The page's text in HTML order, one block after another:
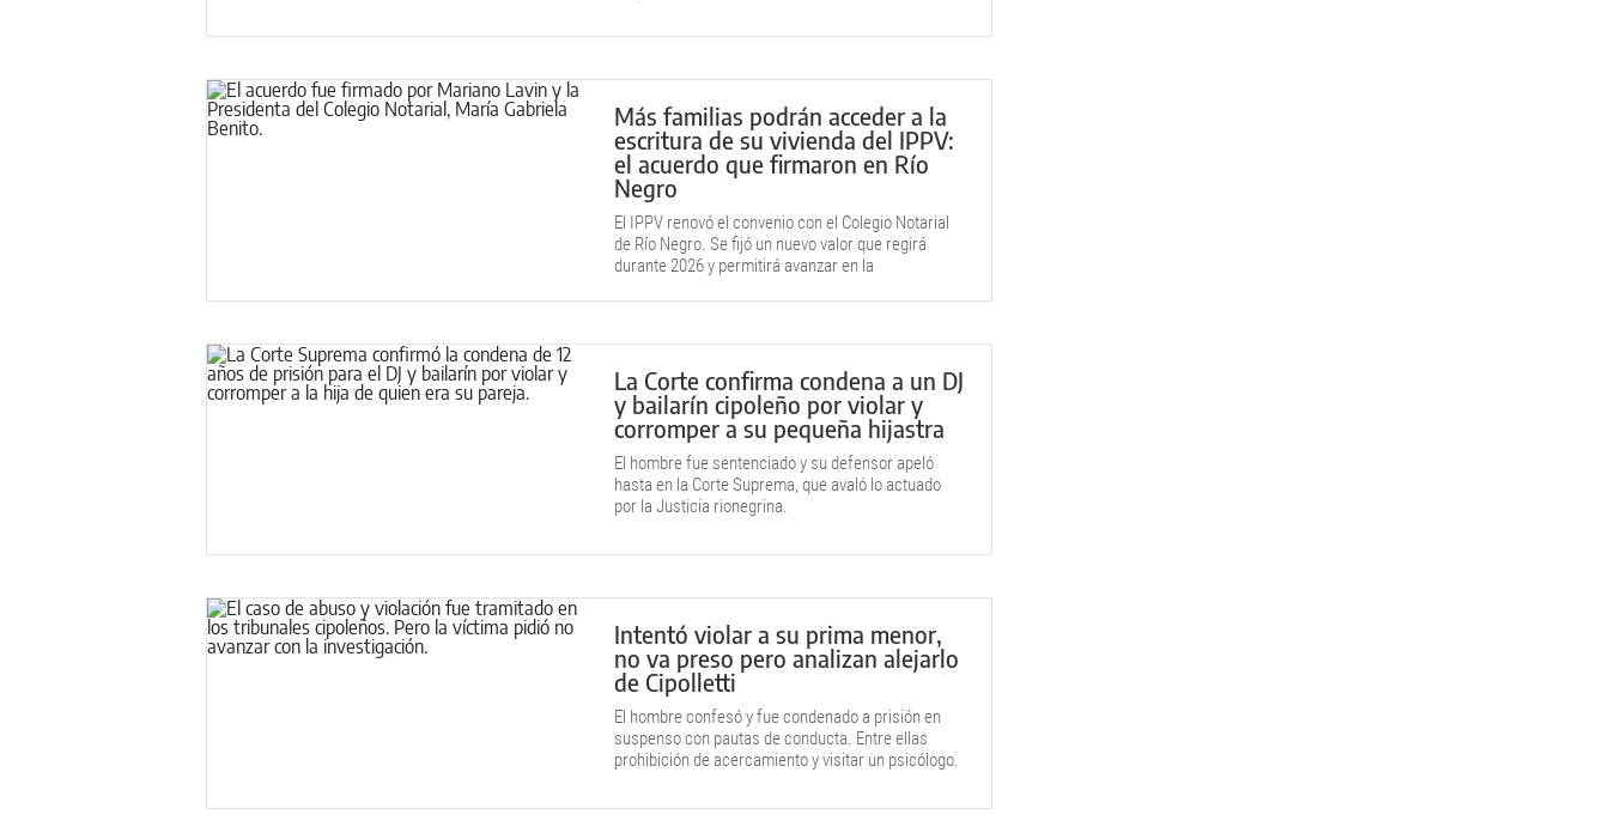
Más familias podrán acceder a la
escritura de su vivienda del IPPV:
el acuerdo que firmaron en Río
Negro
El IPPV renovó el convenio con el Colegio Notarial
de Río Negro. Se fijó un nuevo valor que regirá
durante 2026 y permitirá avanzar en la
La Corte confirma condena a un DJ
y bailarín cipoleño por violar y
corromper a su pequeña hijastra
El hombre fue sentenciado y su defensor apeló
hasta en la Corte Suprema, que avaló lo actuado
por la Justicia rionegrina.
Intentó violar a su prima menor,
no va preso pero analizan alejarlo
de Cipolletti
El hombre confesó y fue condenado a prisión en
suspenso con pautas de conducta. Entre ellas
prohibición de acercamiento y visitar un psicólogo.